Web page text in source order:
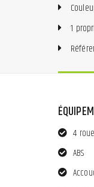
1
4
ABS